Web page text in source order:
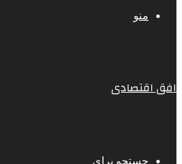
منو
افق اقتصادی
جستجو برای